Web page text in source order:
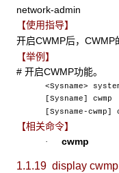
network-admin
【使用指导】
开启CWMP后，CWMP
【举例】
# 开启CWMP功能。
<Sysname>
[Sysname] cwmp
[Sysname-cwmp]
【相关命令】
· cwmp
1.1.19 display